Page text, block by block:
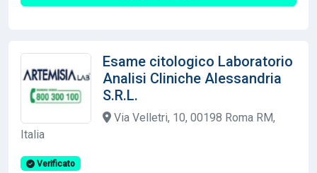
Esame citologico Laboratorio
Analisi Cliniche Alessandria
S.R.L.
Via Velletri, 10, 00198 Roma RM,
Italia
Verificato